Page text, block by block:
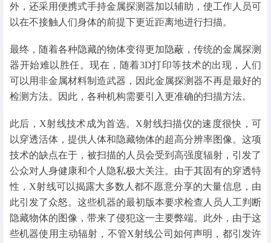
外，还采用便携式手持金属探测器加以辅助，使工作人员可
以在不接触人们身体的前提下更近距离地进行扫描。
最终，随着各种隐藏的物体变得更加隐蔽，传统的金属探测
器开始难以胜任。现在，随着3D打印等技术的出现，人们
可以用非金属材料制造武器，因此金属探测器不再是最好的
检测方法。因此，各种机构需要引入更准确的扫描方法。
此后，X射线技术成为首选。X射线扫描仪的速度很快，可
以穿透活体，提供人体和隐藏物体的超高分辨率图像。这项
技术的缺点在于，被扫描的人员会受到高强度辐射，引发了
公众对人身健康和个人隐私极大关注。由于其固有的穿透特
性，X射线可以揭露大多数人都不愿意分享的大量信息，由
此引发了众怒。这些机器的最初版本要求检查人员人工判断
隐藏物体的图像，带来了侵犯这一主要弊端。此外，由于这
些机器使用主动辐射，不管X射线公司如何声明，都引发许